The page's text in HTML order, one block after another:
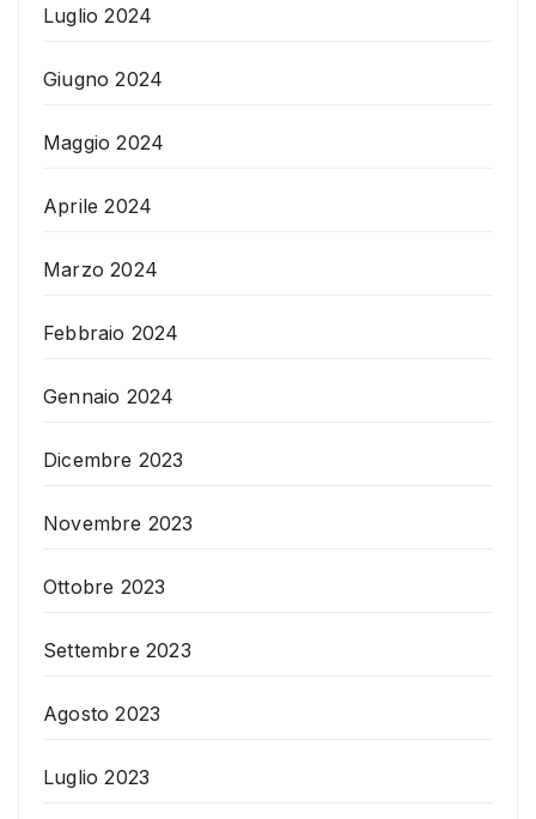
Luglio 2024
Giugno 2024
Maggio 2024
Aprile 2024
Marzo 2024
Febbraio 2024
Gennaio 2024
Dicembre 2023
Novembre 2023
Ottobre 2023
Settembre 2023
Agosto 2023
Luglio 2023